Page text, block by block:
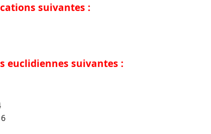
suivantes :
euclidiennes suivantes :